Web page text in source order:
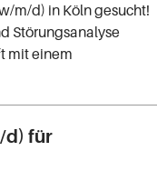
m/d) in Köln gesucht!
Störungsanalyse
mit einem
d) für